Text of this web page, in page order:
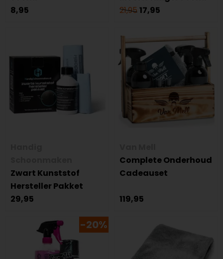
8,95
21,9517,95
Zwart Kunststof
Hersteller Pakket
29,95
Complete Onderhoud
Cadeauset
119,95
-20%